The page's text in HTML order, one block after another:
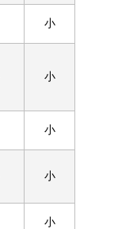
小
小
小
小
小